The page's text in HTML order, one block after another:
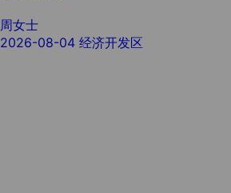
周女士
2026-08-04 经济开发区